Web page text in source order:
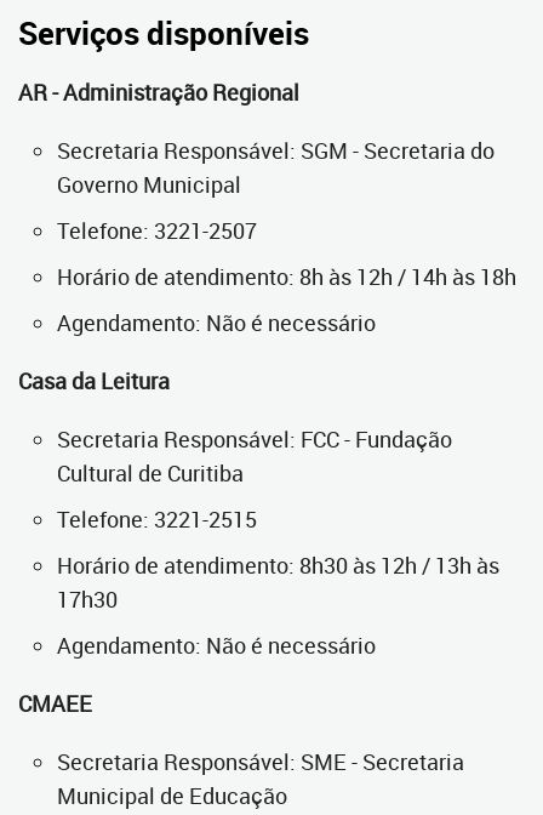
Serviços disponíveis
AR - Administração Regional
Secretaria Responsável: SGM - Secretaria do
Governo Municipal
Telefone: 3221-2507
Horário de atendimento: 8h às 12h / 14h às 18h
Agendamento: Não é necessário
Casa da Leitura
Secretaria Responsável: FCC - Fundação
Cultural de Curitiba
Telefone: 3221-2515
Horário de atendimento: 8h30 às 12h / 13h às
17h30
Agendamento: Não é necessário
CMAEE
Secretaria Responsável: SME - Secretaria
Municipal de Educação